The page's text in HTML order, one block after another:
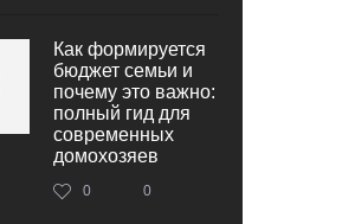
Как формируется
бюджет семьи и
почему это важно:
полный гид для
современных
домохозяев
0 0